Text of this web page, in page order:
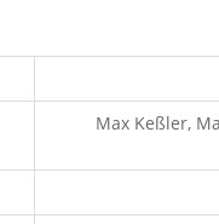
Max Keßler,